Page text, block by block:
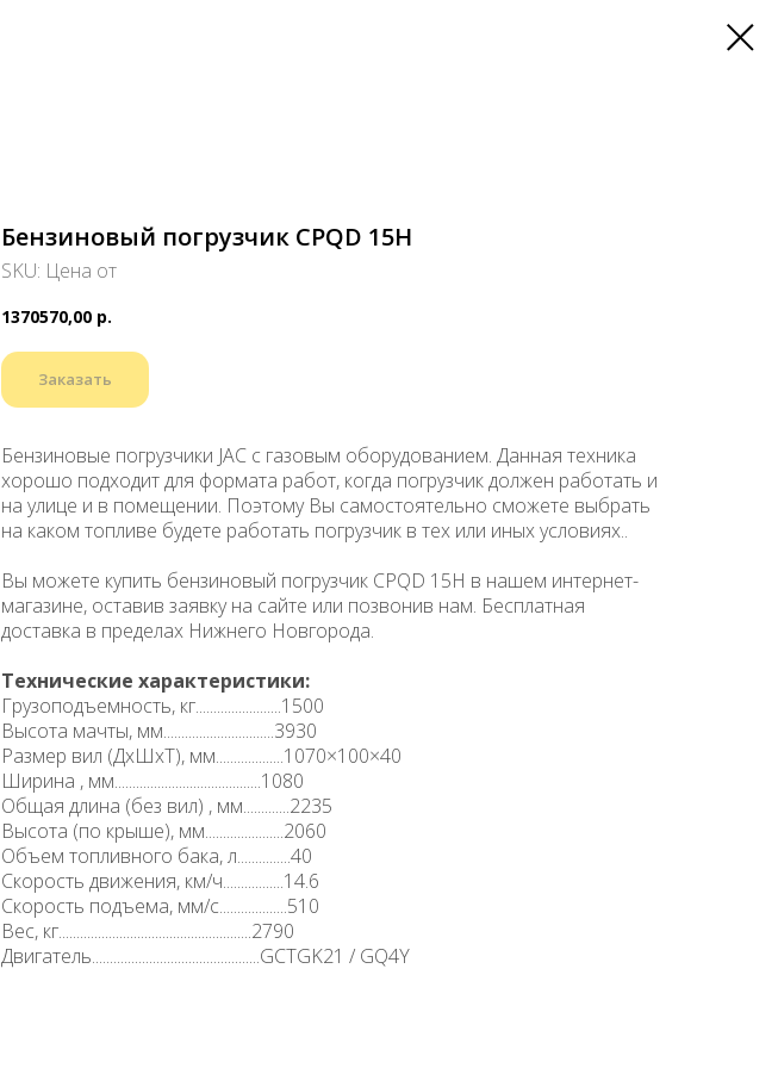
Бензиновый погрузчик CPQD 15H
SKU: Цена от
1370570,00 р.
Заказать
Бензиновые погрузчики JAC с газовым оборудованием. Данная техника
хорошо подходит для формата работ, когда погрузчик должен работать и
на улице и в помещении. Поэтому Вы самостоятельно сможете выбрать
на каком топливе будете работать погрузчик в тех или иных условиях..
Вы можете купить бензиновый ­погрузчик CPQD 15H в нашем интернет-
магазине, оставив заявку на сайте или позвонив нам. Бесплатная
доставка в пределах Нижнего Новгорода.
Технические характеристики:
Грузоподъемность, кг........................1500
Высота мачты, мм...............................3930​
Размер вил (ДхШхТ), мм...................1070×100×40​
Ширина , мм.........................................1080​
Общая длина (без вил) , мм.............2235​
Высота (по крыше), мм......................2060​
Объем топливного бака, л...............40
Скорость движения, км/ч.................14.6​
Скорость подъема, мм/с...................510​
Вес, кг......................................................2790​
Двигатель...............................................GCTGK21 / GQ4Y